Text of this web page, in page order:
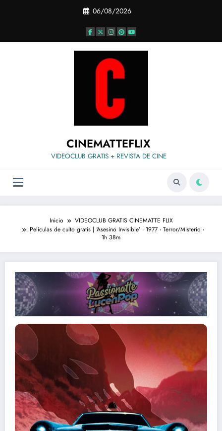
06/08/2026
CINEMATTEFLIX
VIDEOCLUB GRATIS + REVISTA DE CINE
Inicio
VIDEOCLUB GRATIS CINEMATTE FLIX
Películas de culto gratis | ‘Asesino Invisible’ ‧ 1977 ‧ Terror/Misterio ‧
1h 38m